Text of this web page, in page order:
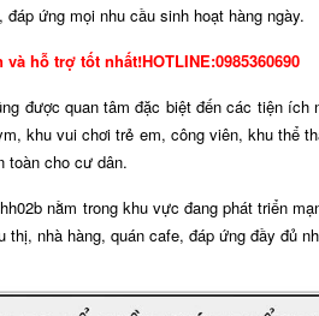
ứng mọi nhu cầu sinh hoạt hàng ngày.
hỗ trợ tốt nhất!HOTLINE:0985360690
được quan tâm đặc biệt đến các tiện
khu vui chơi trẻ em, công viên, khu thể
toàn cho cư dân.
nằm trong khu vực đang phát triển
nhà hàng, quán cafe, đáp ứng đầy đủ